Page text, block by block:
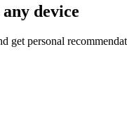
device
get personal